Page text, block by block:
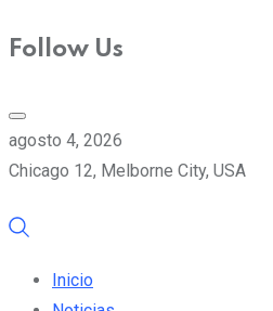
Follow Us
agosto 4, 2026
Chicago 12, Melborne City, USA
Inicio